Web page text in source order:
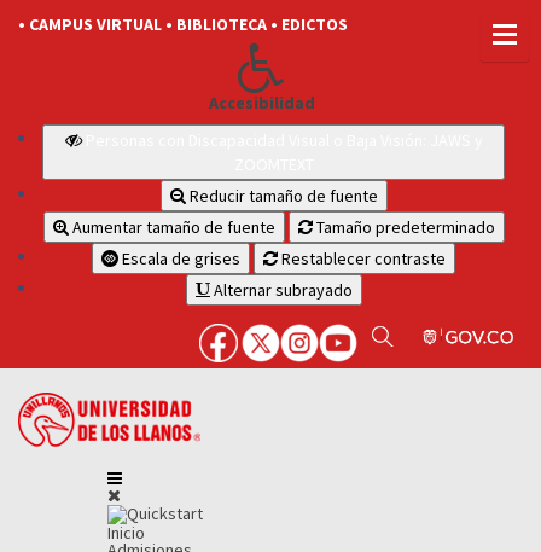
• CAMPUS VIRTUAL • BIBLIOTECA • EDICTOS
Accesibilidad
Reducir tamaño de fuente
Aumentar tamaño de fuente
Tamaño predeterminado
Escala de grises
Restablecer contraste
Alternar subrayado
Inicio